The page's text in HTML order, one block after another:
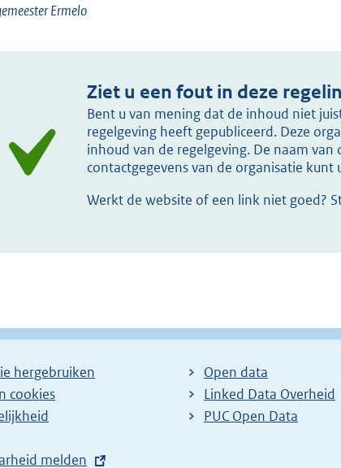
Ermelo
Ziet u een fout in deze
Bent u van mening dat de inhoud niet
regelgeving heeft gepubliceerd. Deze
inhoud van de regelgeving. De naam
contactgegevens van de organisatie kunt
Werkt de website of een link niet goed?
hergebruiken
cookies
melden
Open data
Linked Data Overheid
PUC Open Data